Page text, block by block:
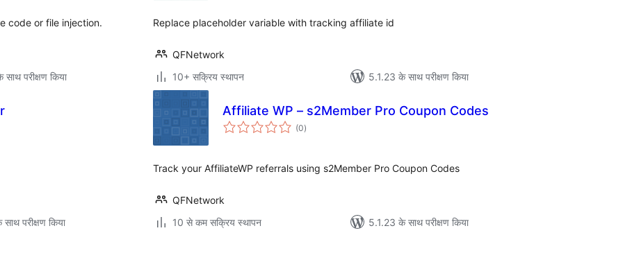
code or file injection.
परीक्षण किया
Replace placeholder variable with tracking affiliate id
QFNetwork
10+ सक्रिय स्थापन
5.1.23 के साथ परीक्षण किया
परीक्षण किया
Affiliate WP – s2Member Pro Coupon Codes
(0कुल
दर)
Track your AffiliateWP referrals using s2Member Pro Coupon Codes
QFNetwork
10 से कम सक्रिय स्थापन
5.1.23 के साथ परीक्षण किया